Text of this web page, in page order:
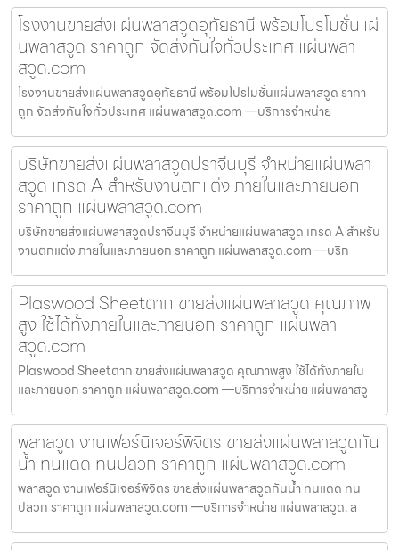
โรงงานขายส่งแผ่นพลาสวูดอุทัยธานี พร้อมโปรโมชั่นแผ่
นพลาสวูด ราคาถูก จัดส่งทันใจทั่วประเทศ แผ่นพลา
สวูด.com
โรงงานขายส่งแผ่นพลาสวูดอุทัยธานี พร้อมโปรโมชั่นแผ่นพลาสวูด ราคา
ถูก จัดส่งทันใจทั่วประเทศ แผ่นพลาสวูด.com —บริการจำหน่าย
บริษัทขายส่งแผ่นพลาสวูดปราจีนบุรี จำหน่ายแผ่นพลา
สวูด เกรด A สำหรับงานตกแต่ง ภายในและภายนอก
ราคาถูก แผ่นพลาสวูด.com
บริษัทขายส่งแผ่นพลาสวูดปราจีนบุรี จำหน่ายแผ่นพลาสวูด เกรด A สำหรับ
งานตกแต่ง ภายในและภายนอก ราคาถูก แผ่นพลาสวูด.com —บริก
Plaswood Sheetตาก ขายส่งแผ่นพลาสวูด คุณภาพ
สูง ใช้ได้ทั้งภายในและภายนอก ราคาถูก แผ่นพลา
สวูด.com
Plaswood Sheetตาก ขายส่งแผ่นพลาสวูด คุณภาพสูง ใช้ได้ทั้งภายใน
และภายนอก ราคาถูก แผ่นพลาสวูด.com —บริการจำหน่าย แผ่นพลาสวู
พลาสวูด งานเฟอร์นิเจอร์พิจิตร ขายส่งแผ่นพลาสวูดกัน
น้ำ ทนแดด ทนปลวก ราคาถูก แผ่นพลาสวูด.com
พลาสวูด งานเฟอร์นิเจอร์พิจิตร ขายส่งแผ่นพลาสวูดกันน้ำ ทนแดด ทน
ปลวก ราคาถูก แผ่นพลาสวูด.com —บริการจำหน่าย แผ่นพลาสวูด, ส